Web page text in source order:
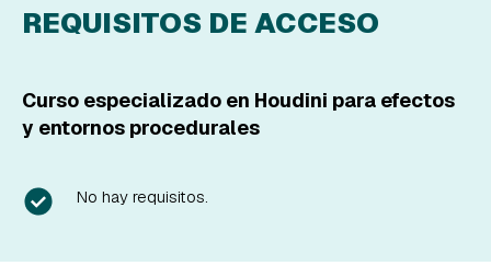
REQUISITOS DE ACCESO
Curso especializado en Houdini para efectos
y entornos procedurales
No hay requisitos.